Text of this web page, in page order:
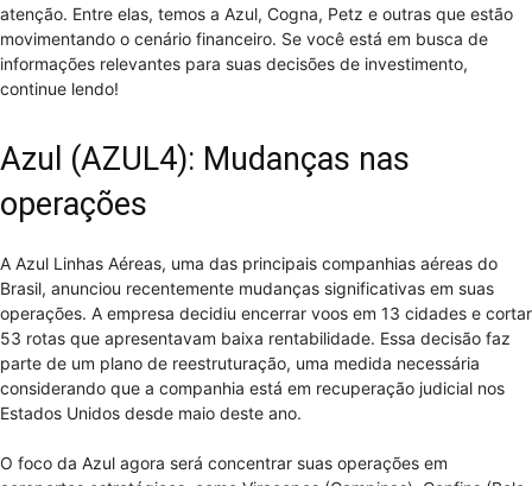
atenção. Entre elas, temos a Azul, Cogna, Petz e outras que estão
movimentando o cenário financeiro. Se você está em busca de
informações relevantes para suas decisões de investimento,
continue lendo!
Azul (AZUL4): Mudanças nas
operações
A Azul Linhas Aéreas, uma das principais companhias aéreas do
Brasil, anunciou recentemente mudanças significativas em suas
operações. A empresa decidiu encerrar voos em 13 cidades e cortar
53 rotas que apresentavam baixa rentabilidade. Essa decisão faz
parte de um plano de reestruturação, uma medida necessária
considerando que a companhia está em recuperação judicial nos
Estados Unidos desde maio deste ano.
O foco da Azul agora será concentrar suas operações em